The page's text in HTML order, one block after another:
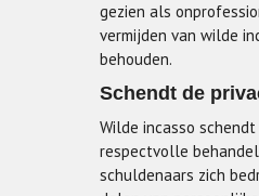
gezien als
vermijden van wilde
behouden.
Schendt de
Wilde incasso
respectvolle
schuldenaars zich